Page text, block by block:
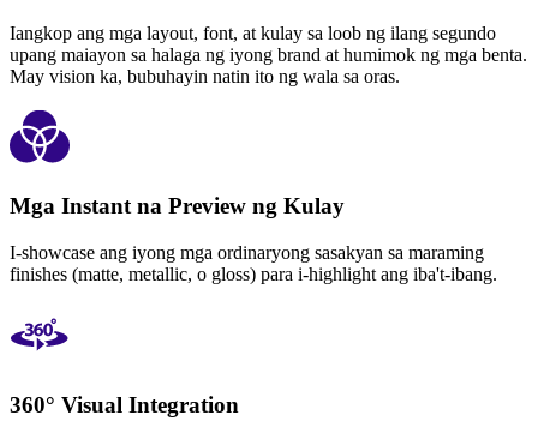
Iangkop ang mga layout, font, at kulay sa loob ng ilang segundo
upang maiayon sa halaga ng iyong brand at humimok ng mga benta.
May vision ka, bubuhayin natin ito ng wala sa oras.
Mga Instant na Preview ng Kulay
I-showcase ang iyong mga ordinaryong sasakyan sa maraming
finishes (matte, metallic, o gloss) para i-highlight ang iba't-ibang.
360° Visual Integration